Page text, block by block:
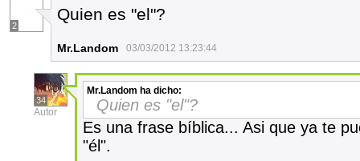
2
Quien es "el"?
Mr.Landom 03/03/2012 13:23:44
34
Autor
Mr.Landom ha dicho:
Quien es "el"?
Es una frase bíblica... Asi que ya te
"él".